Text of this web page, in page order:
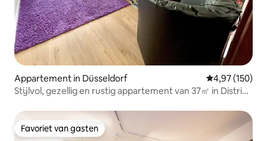
Appartement in Düsseldorf Gemiddelde
4,97 (150)
Stijlvol, gezellig en rustig appartement van 37㎡ in District
Favoriet van gasten
Favoriet van gasten